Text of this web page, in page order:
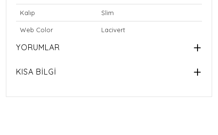
Kalıp Slim
Web Color Lacivert
YORUMLAR
KISA BİLGİ